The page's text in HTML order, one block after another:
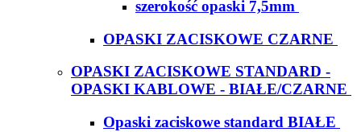
szerokość opaski 7,5mm
OPASKI ZACISKOWE CZARNE
OPASKI ZACISKOWE STANDARD -
OPASKI KABLOWE - BIAŁE/CZARNE
Opaski zaciskowe standard BIAŁE